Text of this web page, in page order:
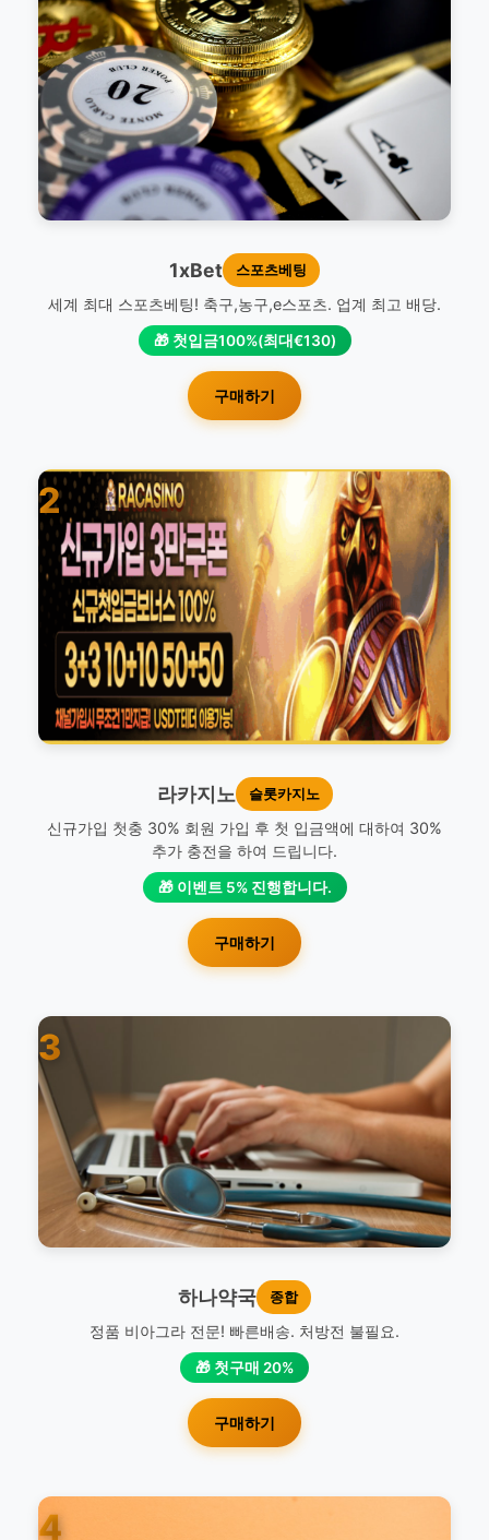
1xBet 스포츠베팅
세계 최대 스포츠베팅! 축구,농구,e스포츠. 업계 최고 배당.
🎁 첫입금100%(최대€130)
구매하기
2
라카지노 슬롯카지노
신규가입 첫충 30% 회원 가입 후 첫 입금액에 대하여 30%
추가 충전을 하여 드립니다.
🎁 이벤트 5% 진행합니다.
구매하기
3
하나약국 종합
정품 비아그라 전문! 빠른배송. 처방전 불필요.
🎁 첫구매 20%
구매하기
4